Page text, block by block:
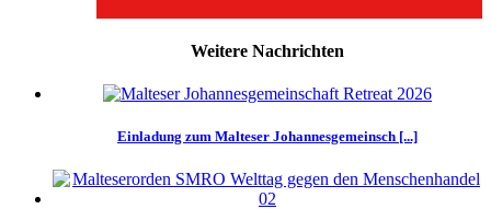
Weitere Nachrichten
Einladung zum Malteser Johannesgemeinsch [...]